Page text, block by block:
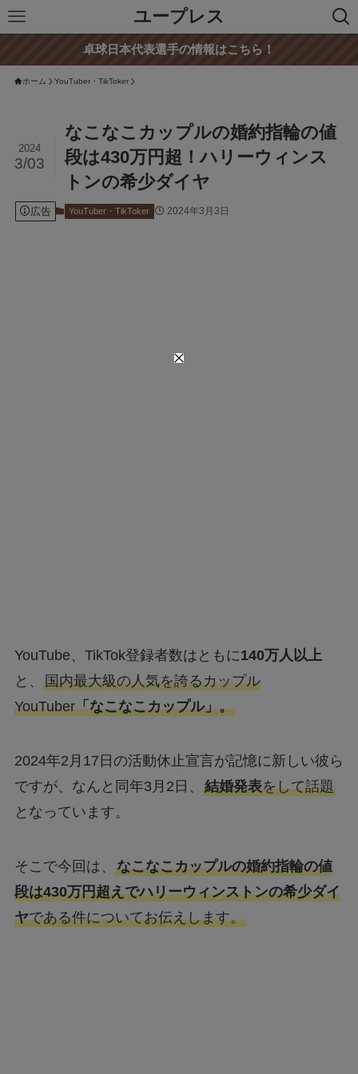
ユープレス
卓球日本代表選手の情報はこちら！
ホーム YouTuber・TikToker
なこなこカップルの婚約指輪の値
段は430万円超！ハリーウィンス
トンの希少ダイヤ
2024
3/03
広告 YouTuber・TikToker 2024年3月3日
YouTube、TikTok登録者数はともに140万人以上
と、 国内最大級の人気を誇るカップル
YouTuber「なこなこカップル」。
2024年2月17日の活動休止宣言が記憶に新しい彼ら
ですが、なんと同年3月2日、 結婚発表をして話題
となっています。
そこで今回は、 なこなこカップルの婚約指輪の値
段は430万円超えでハリーウィンストンの希少ダイ
ヤである件についてお伝えします。